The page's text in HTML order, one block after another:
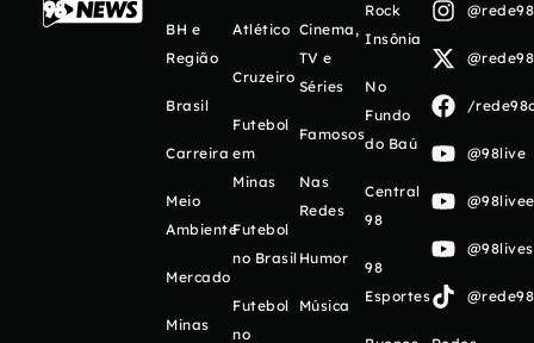
BH e
Região
Brasil
Carreira
Meio
Ambiente
Mercado
Minas
Atlético
Cruzeiro
Futebol
em
Minas
Futebol
no Brasil
Futebol
no
Cinema,
TV e
Séries
Famosos
Nas
Redes
Humor
Música
Rock
Insônia
No
Fundo
do Baú
Central
98
98
Esportes
/
@98live